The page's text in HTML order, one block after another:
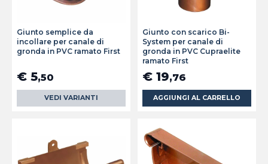
Giunto semplice da
incollare per canale di
gronda in PVC ramato First
€ 5,50
VEDI VARIANTI
Giunto con scarico Bi-
System per canale di
gronda in PVC Cupraelite
ramato First
€ 19,76
AGGIUNGI AL CARRELLO